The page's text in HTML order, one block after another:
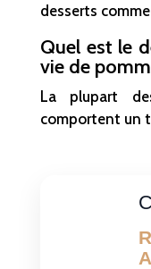
desserts
Quel est le
vie de
La plupart
comportent un